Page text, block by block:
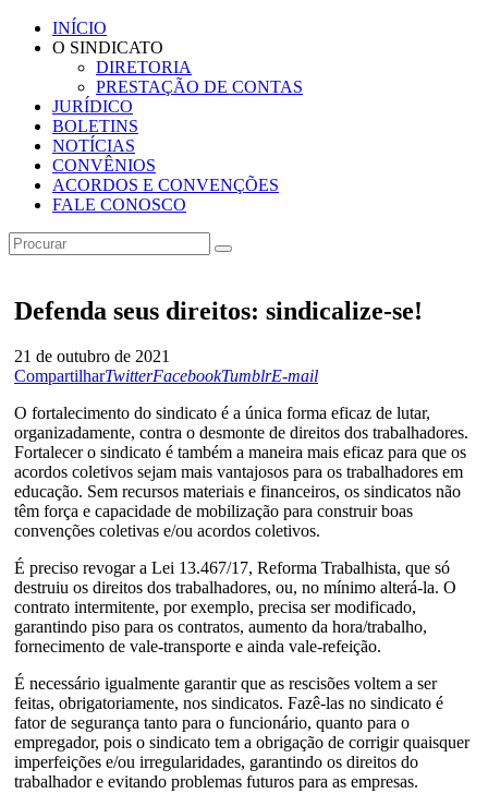
INÍCIO
O SINDICATO
DIRETORIA
PRESTAÇÃO DE CONTAS
JURÍDICO
BOLETINS
NOTÍCIAS
CONVÊNIOS
ACORDOS E CONVENÇÕES
FALE CONOSCO
Defenda seus direitos: sindicalize-se!
21 de outubro de 2021
CompartilharTwitterFacebookTumblrE-mail
O fortalecimento do sindicato é a única forma eficaz de lutar,
organizadamente, contra o desmonte de direitos dos trabalhadores.
Fortalecer o sindicato é também a maneira mais eficaz para que os
acordos coletivos sejam mais vantajosos para os trabalhadores em
educação. Sem recursos materiais e financeiros, os sindicatos não
têm força e capacidade de mobilização para construir boas
convenções coletivas e/ou acordos coletivos.
É preciso revogar a Lei 13.467/17, Reforma Trabalhista, que só
destruiu os direitos dos trabalhadores, ou, no mínimo alterá-la. O
contrato intermitente, por exemplo, precisa ser modificado,
garantindo piso para os contratos, aumento da hora/trabalho,
fornecimento de vale-transporte e ainda vale-refeição.
É necessário igualmente garantir que as rescisões voltem a ser
feitas, obrigatoriamente, nos sindicatos. Fazê-las no sindicato é
fator de segurança tanto para o funcionário, quanto para o
empregador, pois o sindicato tem a obrigação de corrigir quaisquer
imperfeições e/ou irregularidades, garantindo os direitos do
trabalhador e evitando problemas futuros para as empresas.